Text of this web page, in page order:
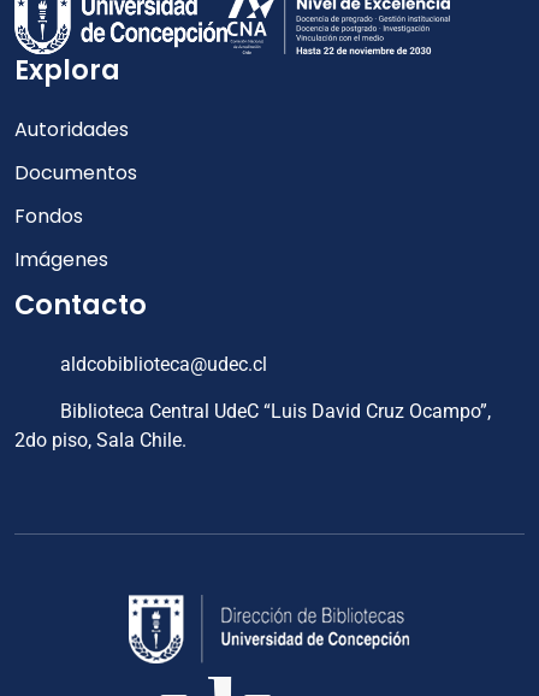
Explora
Autoridades
Documentos
Fondos
Imágenes
Contacto
aldcobiblioteca@udec.cl
Biblioteca Central UdeC “Luis David Cruz Ocampo”,
2do piso, Sala Chile.